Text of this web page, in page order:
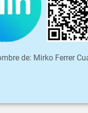
de: Mirko Ferrer